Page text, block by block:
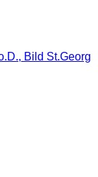
Bild St.Georg